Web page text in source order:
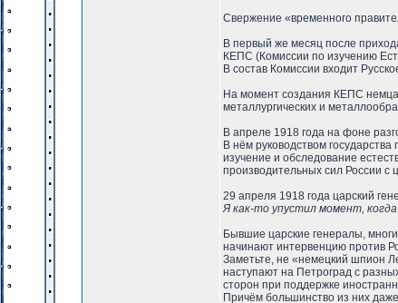
Свержение «временного
В первый же месяц после
КЕПС (Комиссии по изучению
В состав Комиссии входит
На момент создания КЕПС
металлургических и
В апреле 1918 года на фоне
В нём руководством
изучение и обследование
производительных сил России
29 апреля 1918 года царский
Я как-то упустил момент,
Бывшие царские генералы,
начинают интервенцию против
Заметьте, не «немецкий шпион
наступают на Петроград с
сторон при поддержке
Причём большинство из них